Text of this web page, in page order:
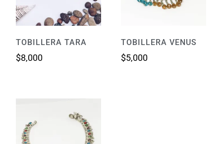
TOBILLERA TARA
$8,000
TOBILLERA VENUS
$5,000